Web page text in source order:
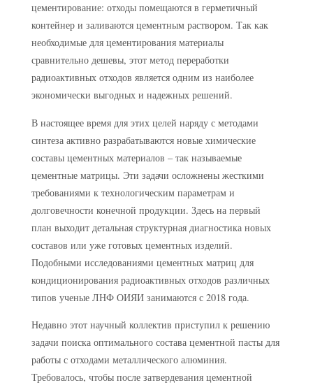
цементирование: отходы помещаются в герметичный
контейнер и заливаются цементным раствором. Так как
необходимые для цементирования материалы
сравнительно дешевы, этот метод переработки
радиоактивных отходов является одним из наиболее
экономически выгодных и надежных решений.
В настоящее время для этих целей наряду с методами
синтеза активно разрабатываются новые химические
составы цементных материалов – так называемые
цементные матрицы. Эти задачи осложнены жесткими
требованиями к технологическим параметрам и
долговечности конечной продукции. Здесь на первый
план выходит детальная структурная диагностика новых
составов или уже готовых цементных изделий.
Подобными исследованиями цементных матриц для
кондиционирования радиоактивных отходов различных
типов ученые ЛНФ ОИЯИ занимаются с 2018 года.
Недавно этот научный коллектив приступил к решению
задачи поиска оптимального состава цементной пасты для
работы с отходами металлического алюминия.
Требовалось, чтобы после затвердевания цементной